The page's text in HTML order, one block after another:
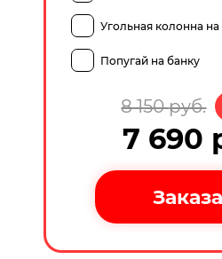
Угольная колонна на
Попугай на банку
8 150руб.
7 690